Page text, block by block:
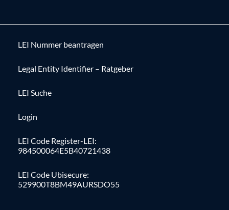
LEI Nummer beantragen
Legal Entity Identifier – Ratgeber
LEI Suche
Login
LEI Code Register-LEI:
984500064E5B40721438
LEI Code Ubisecure:
529900T8BM49AURSDO55